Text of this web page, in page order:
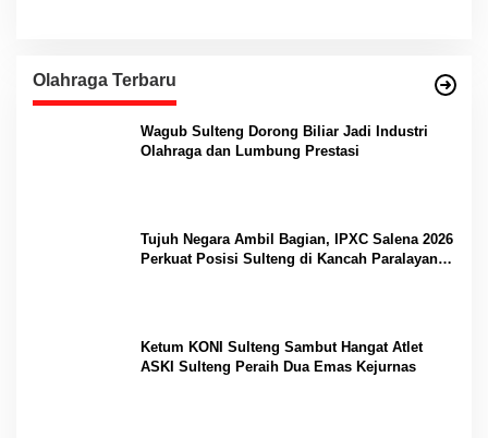
Olahraga Terbaru
Wagub Sulteng Dorong Biliar Jadi Industri
Olahraga dan Lumbung Prestasi
Tujuh Negara Ambil Bagian, IPXC Salena 2026
Perkuat Posisi Sulteng di Kancah Paralayang
Ketum KONI Sulteng Sambut Hangat Atlet
ASKI Sulteng Peraih Dua Emas Kejurnas